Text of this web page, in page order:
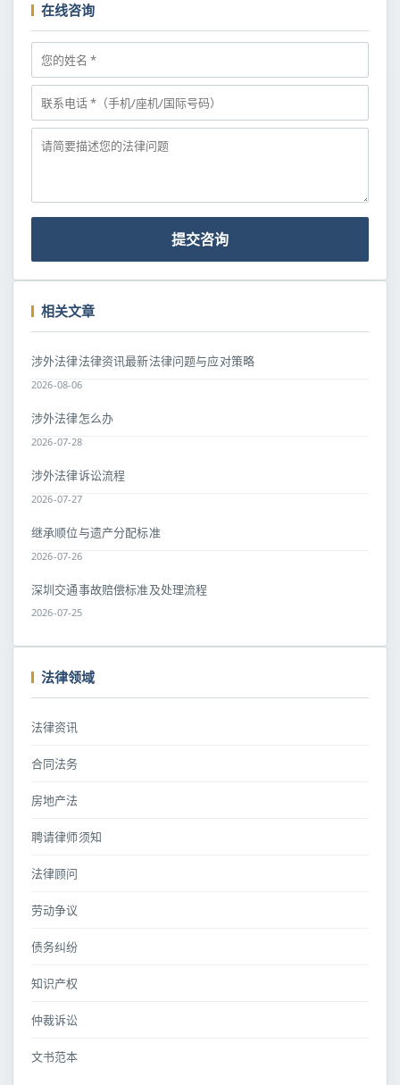
在线咨询
提交咨询
相关文章
涉外法律法律资讯最新法律问题与应对策略
2026-08-06
涉外法律怎么办
2026-07-28
涉外法律诉讼流程
2026-07-27
继承顺位与遗产分配标准
2026-07-26
深圳交通事故赔偿标准及处理流程
2026-07-25
法律领域
法律资讯
合同法务
房地产法
聘请律师须知
法律顾问
劳动争议
债务纠纷
知识产权
仲裁诉讼
文书范本